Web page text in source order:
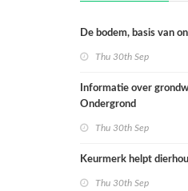
De bodem, basis van
Thu 30th Sep
Informatie over
Ondergrond
Thu 30th Sep
Keurmerk helpt
Thu 30th Sep